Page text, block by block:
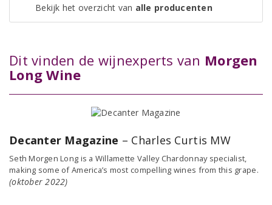
Bekijk het overzicht van alle producenten
Dit vinden de wijnexperts van Morgen
Long Wine
Decanter Magazine – Charles Curtis MW
Seth Morgen Long is a Willamette Valley Chardonnay specialist,
making some of America’s most compelling wines from this grape.
(oktober 2022)